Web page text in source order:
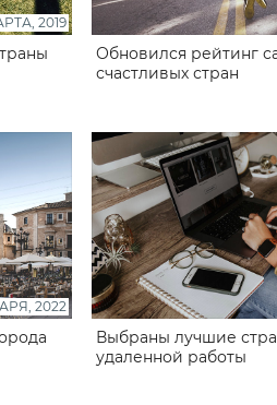
2019
Обновился рейтинг
счастливых стран
2022
Выбраны лучшие
удаленной работы